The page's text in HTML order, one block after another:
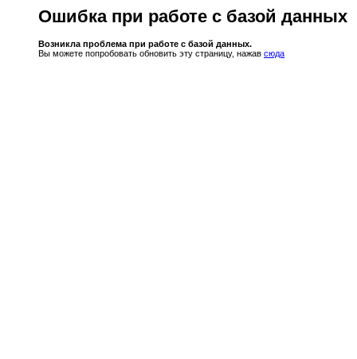
Ошибка при работе с базой данных
Возникла проблема при работе с базой данных.
Вы можете попробовать обновить эту страницу, нажав сюда